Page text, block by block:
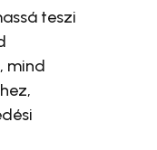
teszi
mind